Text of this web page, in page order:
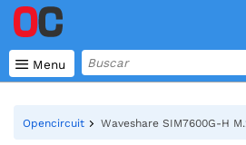
 Menu
Opencircuit Waveshare SIM7600G-H